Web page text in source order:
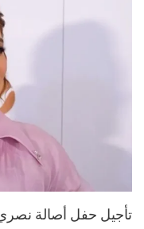
تأجيل حفل أصالة